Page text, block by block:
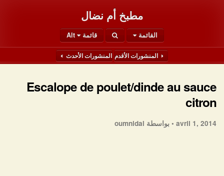
مطبخ أم نضال
القائمة قائمة Alt
المنشورات الأقدم المنشورات الأحدث
Escalope de poulet/dinde au sauce
citron
avril 1, 2014 • بواسطة oumnidal